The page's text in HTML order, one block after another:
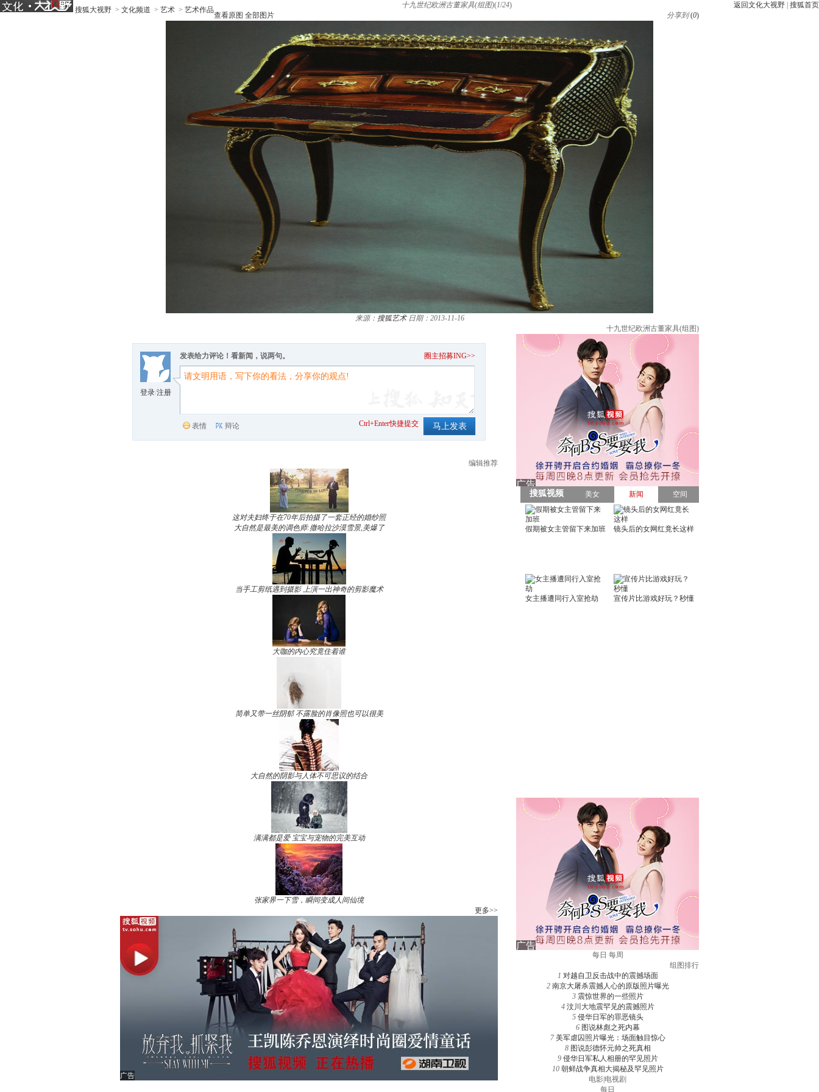
搜狐大视野 > 文化频道 > 艺术 > 艺术作品
返回文化大视野 搜狐首页
十九世纪欧洲古董家具(组图)(1/24)
查看原图 全部图片 分享到 (0)
来源： 搜狐艺术 日期：2013-11-16
十九世纪欧洲古董家具(组图)
登录/注册
发表给力评论！看新闻，说两句。 圈主招募ING>>
表情 辩论 Ctrl+Enter快捷提交
编辑推荐
这对夫妇终于在70年后拍摄了一套正经的婚纱照
大自然是最美的调色师:撒哈拉沙漠雪景,美爆了
当手工剪纸遇到摄影 上演一出神奇的剪影魔术
大咖的内心究竟住着谁
简单又带一丝阴郁 不露脸的肖像照也可以很美
大自然的阴影与人体不可思议的结合
满满都是爱 宝宝与宠物的完美互动
张家界一下雪，瞬间变成人间仙境
更多>>
广告
每日 每周
组图排行
1 对越自卫反击战中的震撼场面
2 南京大屠杀震撼人心的原版照片曝光
3 震惊世界的一些照片
4 汶川大地震罕见的震撼照片
5 侵华日军的罪恶镜头
6 图说林彪之死内幕
7 美军虐囚照片曝光：场面触目惊心
8 图说彭德怀元帅之死真相
9 侵华日军私人相册的罕见照片
10 朝鲜战争真相大揭秘及罕见照片
电影 电视剧
每日